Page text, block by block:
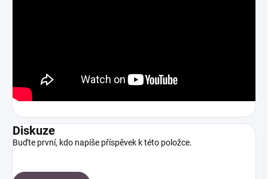
Diskuze
Buďte první, kdo napíše příspěvek k této položce.